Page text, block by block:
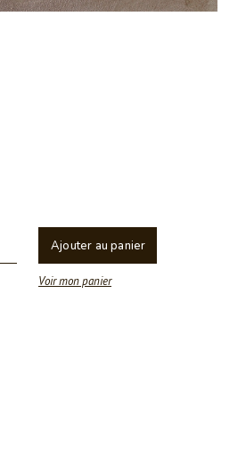
Ajouter au panier
Voir mon panier